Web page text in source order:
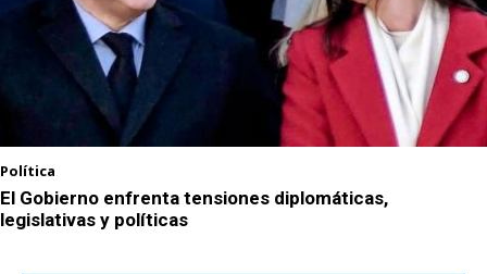
Política
El Gobierno enfrenta tensiones diplomáticas,
legislativas y políticas